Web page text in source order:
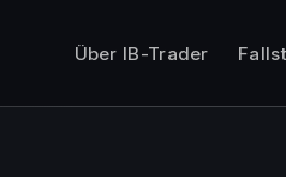
Über IB-Trader